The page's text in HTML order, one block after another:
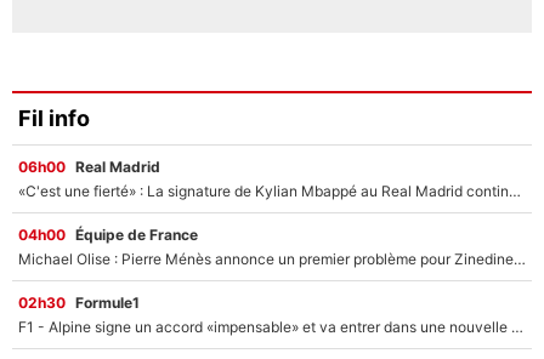
Fil info
06h00 Real Madrid
«C'est une fierté» : La signature de Kylian Mbappé au Real Madrid continue de régaler l'Espagne
04h00 Équipe de France
Michael Olise : Pierre Ménès annonce un premier problème pour Zinedine Zidane en équipe de France
02h30 Formule1
F1 - Alpine signe un accord «impensable» et va entrer dans une nouvelle dimension : Grande nouvelle pour Pierre Gasly !